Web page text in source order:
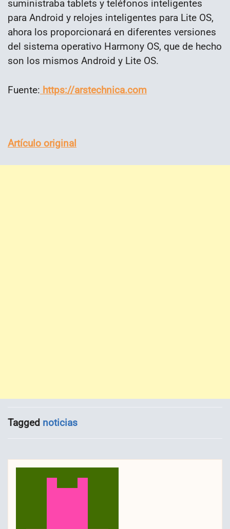
suministraba tablets y teléfonos inteligentes
para Android y relojes inteligentes para Lite OS,
ahora los proporcionará en diferentes versiones
del sistema operativo Harmony OS, que de hecho
son los mismos Android y Lite OS.
Fuente: https://arstechnica.com
Artículo original
Tagged noticias